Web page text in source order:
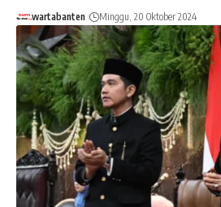
wartabanten Minggu, 20 Oktober 2024